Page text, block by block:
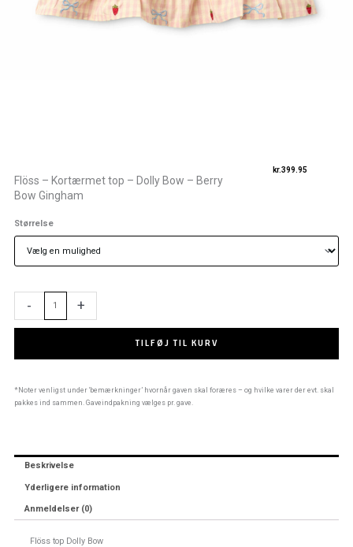
Flöss – Kortærmet top – Dolly Bow – Berry
Bow Gingham
kr.399.95
Størrelse
-
Flöss
-
Kortærmet
top
Dolly
Bow
-
+
TILFØJ TIL KURV
*Noter venligst under ‘bemærkninger’ hvornår gaven skal foræres – og hvilke varer der evt. skal
pakkes ind sammen. Gaveindpakning vælges pr. gave.
Beskrivelse
Yderligere information
Anmeldelser (0)
Flöss top Dolly Bow